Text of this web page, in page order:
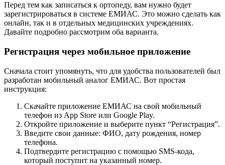
Перед тем как записаться к ортопеду, вам нужно будет
зарегистрироваться в системе ЕМИАС. Это можно сделать как
онлайн, так и в отдельных медицинских учреждениях.
Давайте подробно рассмотрим оба варианта.
Регистрация через мобильное приложение
Сначала стоит упомянуть, что для удобства пользователей был
разработан мобильный аналог ЕМИАС. Вот простая
инструкция:
Скачайте приложение ЕМИАС на свой мобильный
телефон из App Store или Google Play.
Откройте приложение и выберите пункт “Регистрация”.
Введите свои данные: ФИО, дату рождения, номер
телефона.
Подтвердите регистрацию с помощью SMS-кода,
который поступит на указанный номер.